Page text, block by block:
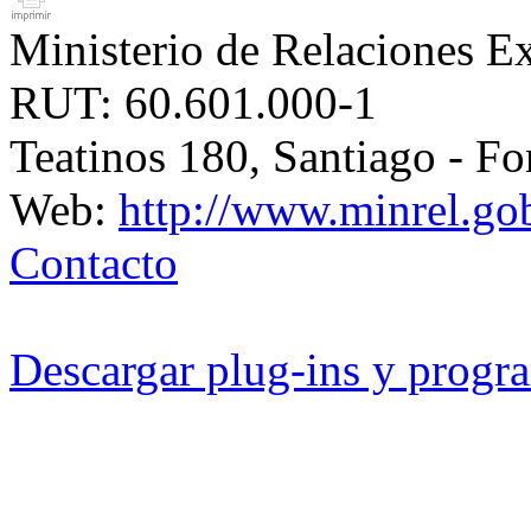
Ministerio de Relaciones
RUT: 60.601.000-1
Teatinos 180, Santiago -
Web: http://
Contacto
Descargar plug-ins y